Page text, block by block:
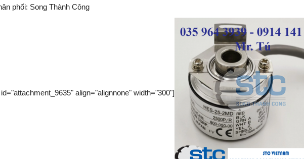
phối: Song Thành Công
align="alignnone" width="300"]